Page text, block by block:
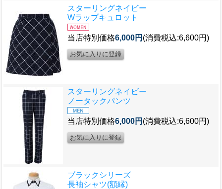
スターリングネイビー
Wラップキュロット
当店特別価格6,000円 (消費税込:6,600円)
スターリングネイビー
ノータックパンツ
当店特別価格6,000円 (消費税込:6,600円)
ブラックシリーズ
長袖シャツ(額縁)